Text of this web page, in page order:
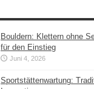
Bouldern: Klettern ohne
für den Einstieg
Juni 4, 2026
Sportstättenwartung: